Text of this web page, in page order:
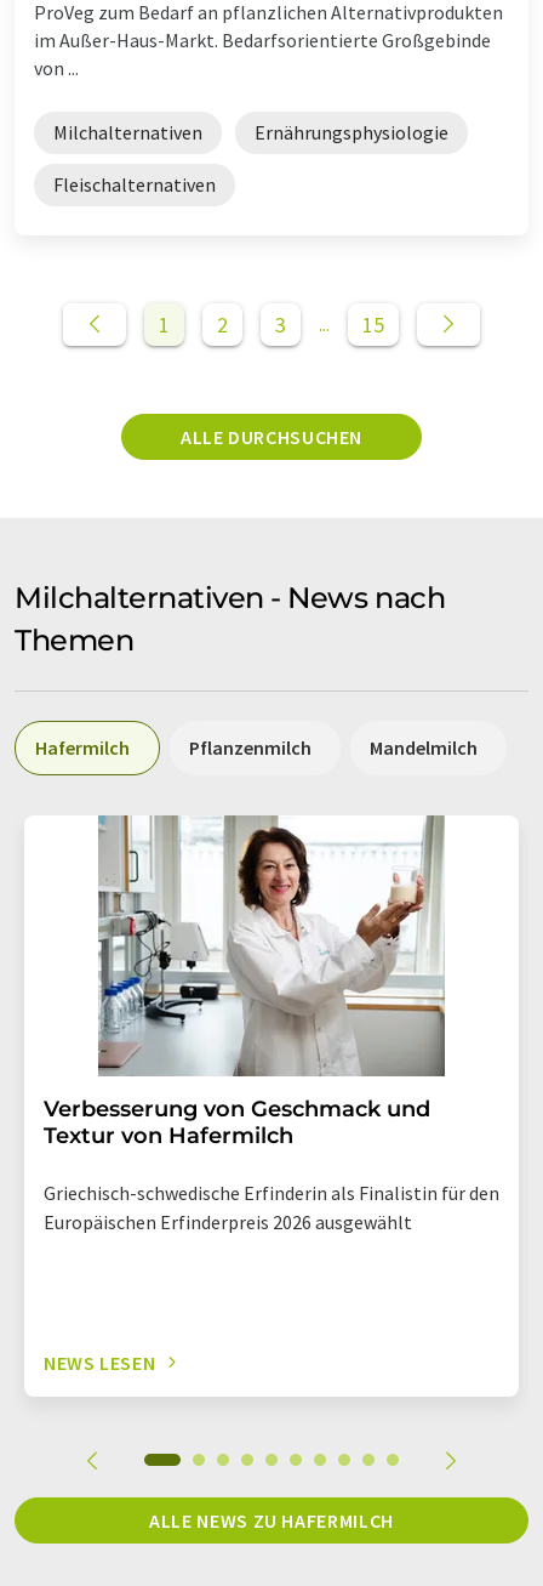
ProVeg zum Bedarf an pflanzlichen Alternativprodukten
im Außer-Haus-Markt. Bedarfsorientierte Großgebinde
von ...
Milchalternativen Ernährungsphysiologie
Fleischalternativen
1 2 3 ... 15
ALLE DURCHSUCHEN
Milchalternativen - News nach
Themen
Hafermilch Pflanzenmilch Mandelmilch
Verbesserung von Geschmack und
Textur von Hafermilch
Griechisch-schwedische Erfinderin als Finalistin für den
Europäischen Erfinderpreis 2026 ausgewählt
NEWS LESEN
ALLE NEWS ZU HAFERMILCH